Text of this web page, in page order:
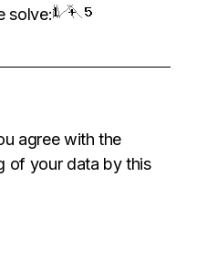
solve:
agree with the
of your data by this